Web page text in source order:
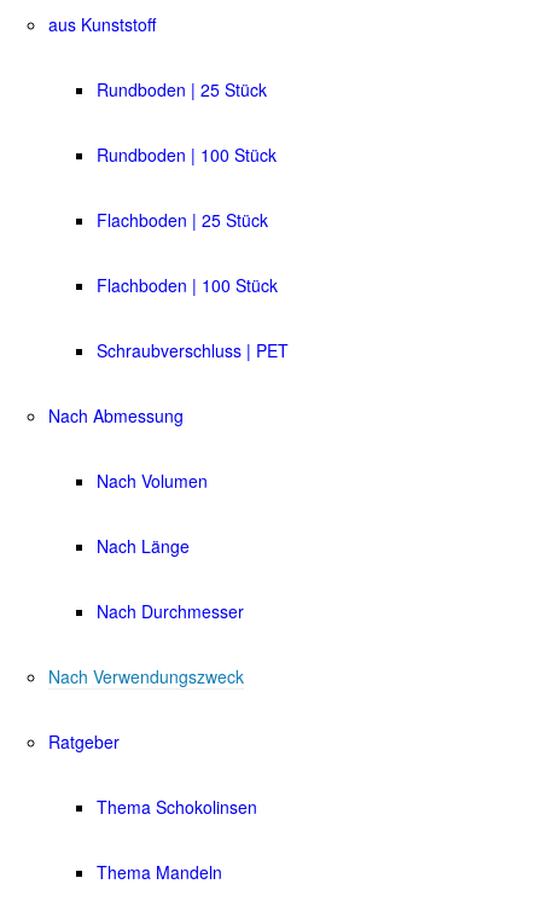
aus Kunststoff
Rundboden | 25 Stück
Rundboden | 100 Stück
Flachboden | 25 Stück
Flachboden | 100 Stück
Schraubverschluss | PET
Nach Abmessung
Nach Volumen
Nach Länge
Nach Durchmesser
Nach Verwendungszweck
Ratgeber
Thema Schokolinsen
Thema Mandeln